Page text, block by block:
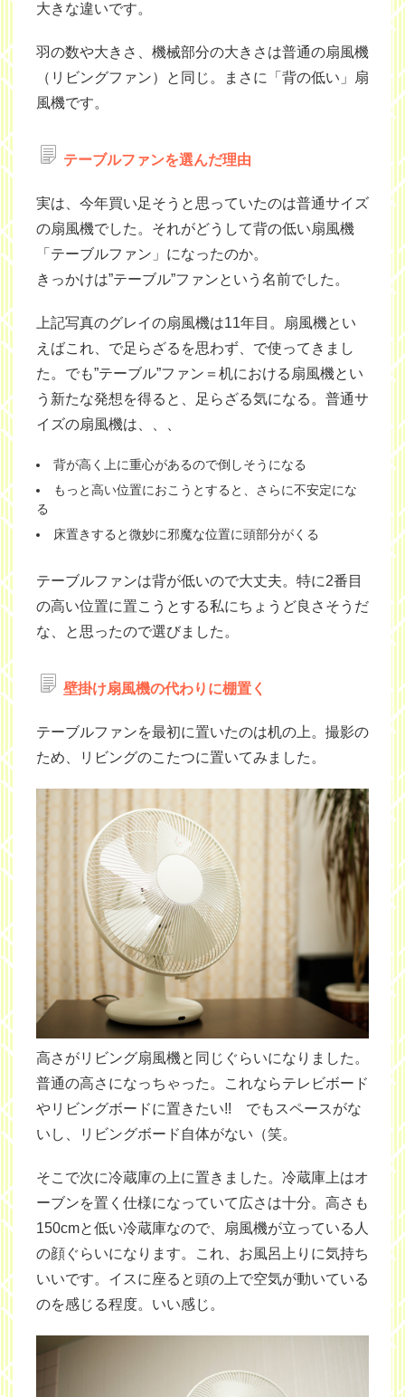
大きな違いです。
羽の数や大きさ、機械部分の大きさは普通の扇風機
（リビングファン）と同じ。まさに「背の低い」扇
風機です。
テーブルファンを選んだ理由
実は、今年買い足そうと思っていたのは普通サイズ
の扇風機でした。それがどうして背の低い扇風機
「テーブルファン」になったのか。
きっかけは”テーブル”ファンという名前でした。
上記写真のグレイの扇風機は11年目。扇風機とい
えばこれ、で足らざるを思わず、で使ってきまし
た。でも”テーブル”ファン＝机における扇風機とい
う新たな発想を得ると、足らざる気になる。普通サ
イズの扇風機は、、、
背が高く上に重心があるので倒しそうになる
もっと高い位置におこうとすると、さらに不安定にな
る
床置きすると微妙に邪魔な位置に頭部分がくる
テーブルファンは背が低いので大丈夫。特に2番目
の高い位置に置こうとする私にちょうど良さそうだ
な、と思ったので選びました。
壁掛け扇風機の代わりに棚置く
テーブルファンを最初に置いたのは机の上。撮影の
ため、リビングのこたつに置いてみました。
高さがリビング扇風機と同じぐらいになりました。
普通の高さになっちゃった。これならテレビボード
やリビングボードに置きたい!! でもスペースがな
いし、リビングボード自体がない（笑。
そこで次に冷蔵庫の上に置きました。冷蔵庫上はオ
ーブンを置く仕様になっていて広さは十分。高さも
150cmと低い冷蔵庫なので、扇風機が立っている人
の顔ぐらいになります。これ、お風呂上りに気持ち
いいです。イスに座ると頭の上で空気が動いている
のを感じる程度。いい感じ。